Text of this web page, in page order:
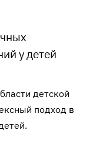
у детей
детской
подход в